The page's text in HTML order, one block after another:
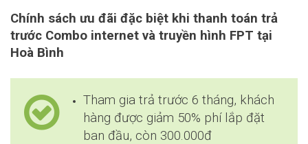
Chính sách ưu đãi đặc biệt khi thanh toán trả
trước Combo internet và truyền hình FPT tại
Hoà Bình
Tham gia trả trước 6 tháng, khách
hàng được giảm 50% phí lắp đặt
ban đầu, còn 300.000đ